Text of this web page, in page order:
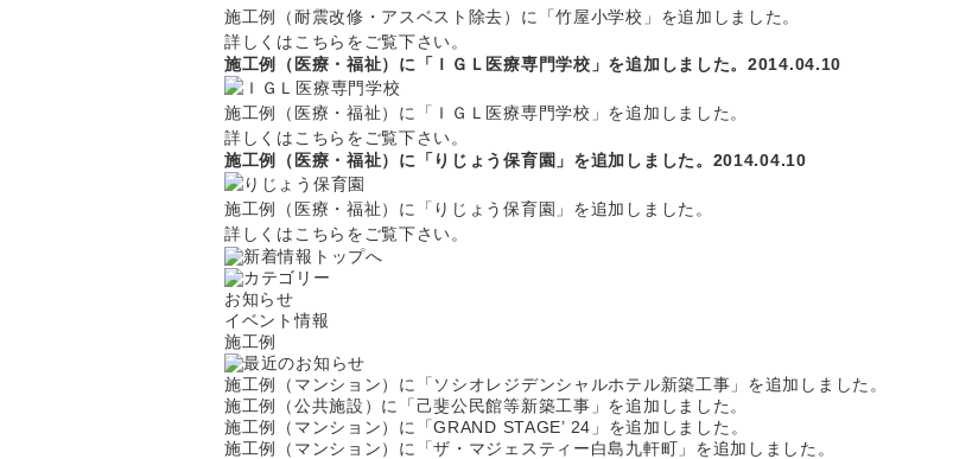
施工例（耐震改修・アスベスト除去）に「竹屋小学校」を追加しました。
詳しくは こちら をご覧下さい。
施工例（医療・福祉）に「ＩＧＬ医療専門学校」を追加しました。 2014.04.10
施工例（医療・福祉）に「ＩＧＬ医療専門学校」を追加しました。
詳しくは こちら をご覧下さい。
施工例（医療・福祉）に「りじょう保育園」を追加しました。 2014.04.10
施工例（医療・福祉）に「りじょう保育園」を追加しました。
詳しくは こちら をご覧下さい。
お知らせ
イベント情報
施工例
施工例（マンション）に「ソシオレジデンシャルホテル新築工事」を追加しました。
施工例（公共施設）に「己斐公民館等新築工事」を追加しました。
施工例（マンション）に「GRAND STAGE’ 24」を追加しました。
施工例（マンション）に「ザ・マジェスティー白島九軒町」を追加しました。